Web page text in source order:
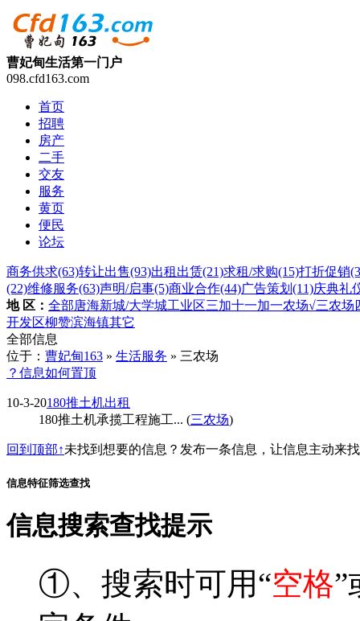
曹妃甸生活第一门户
098.cfd163.com
首页
招聘
房产
二手
交友
服务
黄页
便民
论坛
商务供求(63)转让出售(93)出租出赁(21)求租/求购(15)打折促销
(22)维修服务(63)声明/启事(5)商业合作(44)广告策划 (11)庆典礼
地 区： 全部唐海新城/大学城工业区三加十一加一农场√三农场
开发区柳赞滨海镇其它
全部信息
位于： 曹妃甸163 » 生活服务 » 三农场
？信息如何置顶
10-3-20180推土机出租
180推土机承揽工程施工... (三农场)
回到顶部↑未找到想要的信息？发布一条信息，让信息主动来
信息特征筛选查找
信息搜索查找提示
①、搜索时可用“空格”